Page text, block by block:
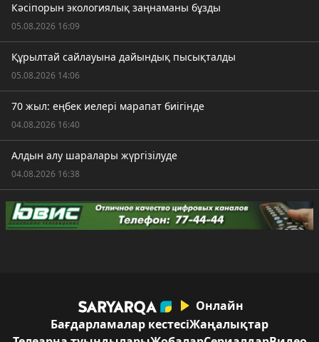
Кәсіпорын экологиялық заңнаманы бұзды
05.08.2026 16:09
Құрылтай сайлауына дайындық пысықталды
05.08.2026 14:06
70 жыл: еңбек иелері марапат биігінде
04.08.2026 16:40
Алдын алу шаралары жүргізілуде
04.08.2026 16:38
Онлайн
Бағдарламалар кестесіЖаңалықтар